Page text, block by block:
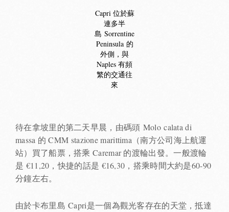
Capri 位於蘇
連多半
島 Sorrentine
Peninsula 的
外側，與
Naples 有頻
繁的交通往
來
待在拿坡里的第二天早晨，由碼頭 Molo calata di
massa 的 CMM stazione marittima（南方公司海上航運
站）買了船票，搭乘 Caremar 的渡輪出發。一般渡輪
是 €11,20，快捷的話是 €16,30，搭乘時間大約是60-90
分鐘左右。
由於卡布里島 Capri是一個為觀光客存在的天堂，抵達